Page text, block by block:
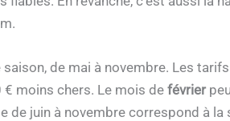
de mai à novembre. Les
moins chers. Le mois de février
juin à novembre correspond à la